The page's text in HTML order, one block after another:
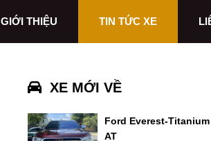
GIỚI THIỆU TIN TỨC XE
XE MỚI VỀ
Ford Everest-
AT